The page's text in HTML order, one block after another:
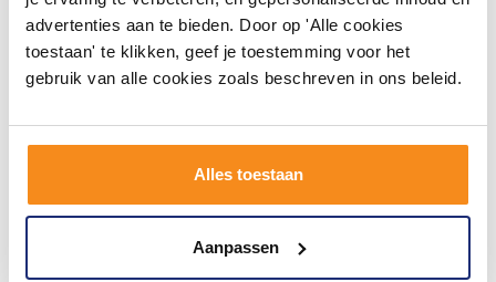
advertenties aan te bieden. Door op 'Alle cookies
toestaan' te klikken, geef je toestemming voor het
gebruik van alle cookies zoals beschreven in ons beleid.
Alles toestaan
Aanpassen
Algemene voorwaarden
Vacatures